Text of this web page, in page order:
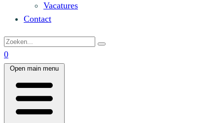
Vacatures
Contact
0
Open main menu